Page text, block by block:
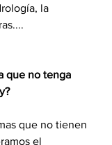
la
que no tenga
que no tienen
el